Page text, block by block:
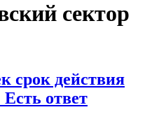
сектор
срок действия
ответ